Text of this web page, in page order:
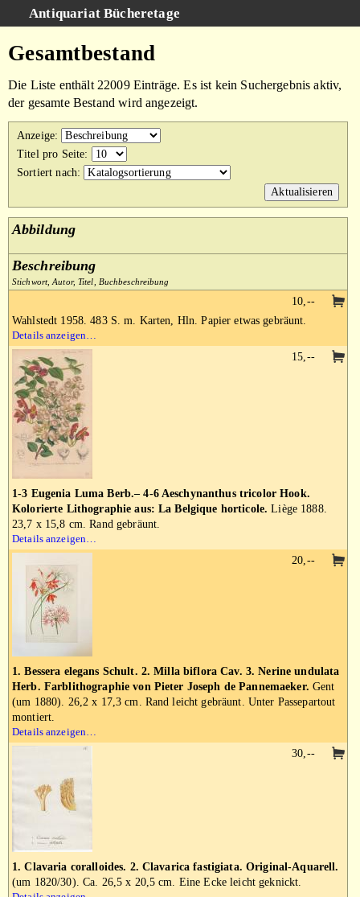
Antiquariat Bücheretage
Gesamtbestand
Warenkorb
AGB
Gesamtbestand
Die Liste enthält 22009 Einträge. Es ist kein Suchergebnis aktiv,
der gesamte Bestand wird angezeigt.
Anzeige:
Titel pro Seite:
Sortiert nach:
Abbildung
Beschreibung
Stichwort, Autor, Titel, Buchbeschreibung
Wahlstedt 1958. 483 S. m. Karten, Hln. Papier etwas gebräunt.
Details anzeigen…
10,--
1-3 Eugenia Luma Berb.– 4-6 Aeschynanthus tricolor Hook.
Kolorierte Lithographie aus: La Belgique horticole. Liège 1888.
23,7 x 15,8 cm. Rand gebräunt.
Details anzeigen…
15,--
1. Bessera elegans Schult. 2. Milla biflora Cav. 3. Nerine undulata
Herb. Farblithographie von Pieter Joseph de Pannemaeker. Gent
(um 1880). 26,2 x 17,3 cm. Rand leicht gebräunt. Unter Passepartout
montiert.
Details anzeigen…
20,--
1. Clavaria coralloides. 2. Clavarica fastigiata. Original-Aquarell.
(um 1820/30). Ca. 26,5 x 20,5 cm. Eine Ecke leicht geknickt.
30,--